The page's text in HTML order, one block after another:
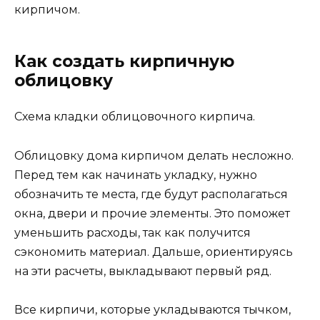
кирпичом.
Как создать кирпичную
облицовку
Схема кладки облицовочного кирпича.
Облицовку дома кирпичом делать несложно.
Перед тем как начинать укладку, нужно
обозначить те места, где будут располагаться
окна, двери и прочие элементы. Это поможет
уменьшить расходы, так как получится
сэкономить материал. Дальше, ориентируясь
на эти расчеты, выкладывают первый ряд.
Все кирпичи, которые укладываются тычком,